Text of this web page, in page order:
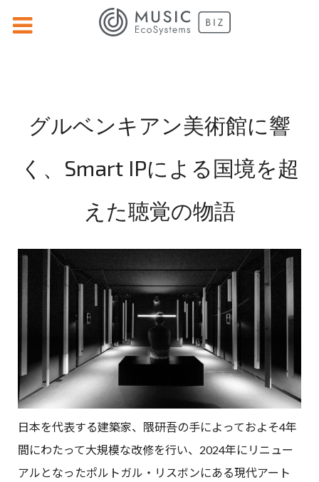
グルベンキアン美術館に響
く、Smart IPによる国境を超
えた聴覚の物語
日本を代表する建築家、隈研吾の手によっておよそ4年
間にわたって大規模な改修を行い、2024年にリニュー
アルとなったポルトガル・リスボンにある現代アート